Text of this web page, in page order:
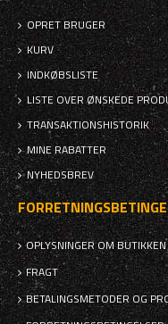
OPRET BRUGER
KURV
INDKØBSLISTE
LISTE OVER ØNSKEDE
TRANSAKTIONSHISTORIK
MINE RABATTER
NYHEDSBREV
OPLYSNINGER OM BUTIKKEN
FRAGT
BETALINGSMETODER OG